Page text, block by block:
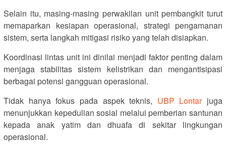
Selain itu, masing-masing perwakilan unit pembangkit turut
memaparkan kesiapan operasional, strategi pengamanan
sistem, serta langkah mitigasi risiko yang telah disiapkan.
Koordinasi lintas unit ini dinilai menjadi faktor penting dalam
menjaga stabilitas sistem kelistrikan dan mengantisipasi
berbagai potensi gangguan operasional.
Tidak hanya fokus pada aspek teknis, UBP Lontarjuga
menunjukkan kepedulian sosial melalui pemberian santunan
kepada anak yatim dan dhuafa di sekitar lingkungan
operasional.